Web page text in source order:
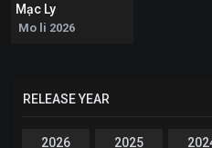
Mạc Ly
Mo li 2026
RELEASE YEAR
2026 2025